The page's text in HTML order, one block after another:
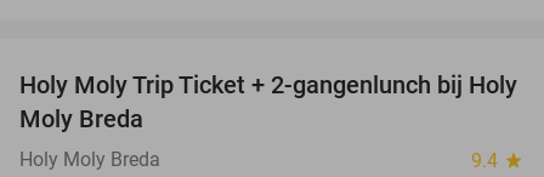
34%
Holy Moly Trip Ticket + 2-gangenlunch bij Holy
Moly Breda
Holy Moly Breda 9.4 star